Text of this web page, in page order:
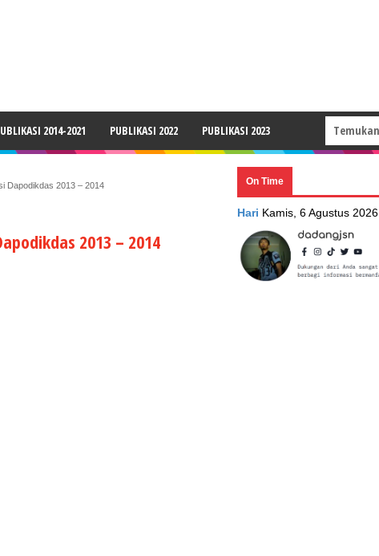
2014-2021 PUBLIKASI 2022 PUBLIKASI 2023
Dapodikdas 2013 – 2014
2013 – 2014
On Time
Hari Kamis, 6 Agustus 2026